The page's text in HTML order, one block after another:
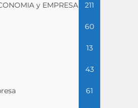
y EMPRESA 211
60
13
43
61